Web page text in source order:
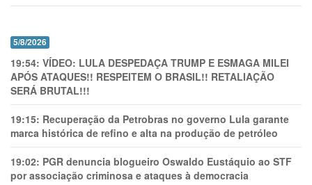
5/8/2026
19:54: VÍDEO: LULA DESPEDAÇA TRUMP E ESMAGA MILEI
APÓS ATAQUES!! RESPEITEM O BRASIL!! RETALIAÇÃO
SERÁ BRUTAL!!!
19:15: Recuperação da Petrobras no governo Lula garante
marca histórica de refino e alta na produção de petróleo
19:02: PGR denuncia blogueiro Oswaldo Eustáquio ao STF
por associação criminosa e ataques à democracia